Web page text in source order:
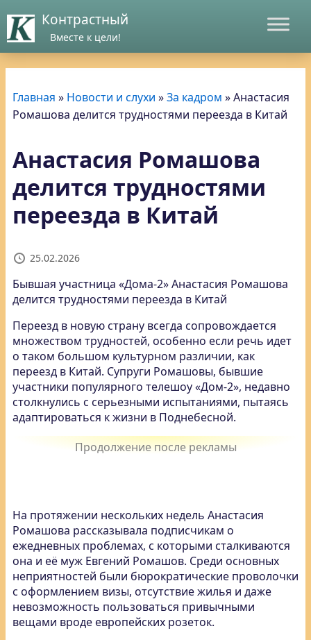
Контрастный
Вместе к цели!
Главная » Новости и слухи »За кадром »Анастасия
Ромашова делится трудностями переезда в Китай
Анастасия Ромашова
делится трудностями
переезда в Китай
25.02.2026
Бывшая участница «Дома-2» Анастасия Ромашова
делится трудностями переезда в Китай
Переезд в новую страну всегда сопровождается
множеством трудностей, особенно если речь идет
о таком большом культурном различии, как
переезд в Китай. Супруги Ромашовы, бывшие
участники популярного телешоу «Дом-2», недавно
столкнулись с серьезными испытаниями, пытаясь
адаптироваться к жизни в Поднебесной.
На протяжении нескольких недель Анастасия
Ромашова рассказывала подписчикам о
ежедневных проблемах, с которыми сталкиваются
она и её муж Евгений Ромашов. Среди основных
неприятностей были бюрократические проволочки
с оформлением визы, отсутствие жилья и даже
невозможность пользоваться привычными
вещами вроде европейских розеток.